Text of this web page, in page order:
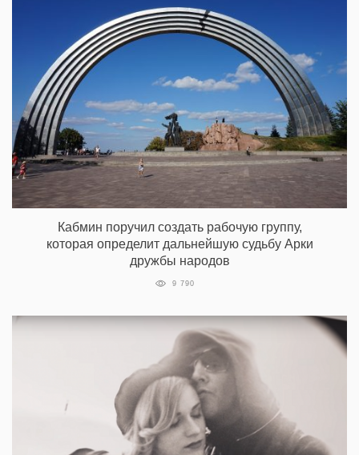
Кабмин поручил создать рабочую группу,
которая определит дальнейшую судьбу Арки
дружбы народов
9 790